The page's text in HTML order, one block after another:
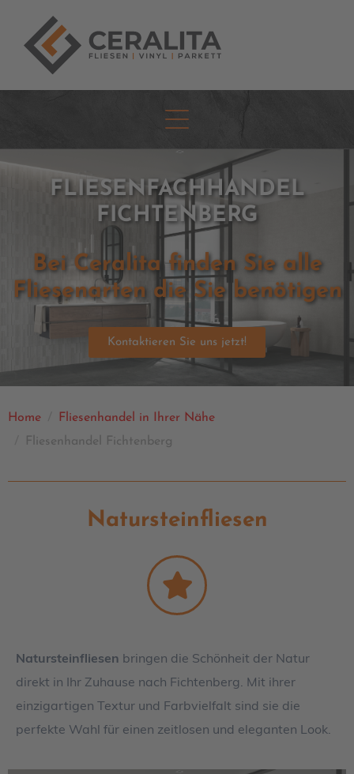
FLIESENFACHHANDEL
FICHTENBERG
Bei Ceralita finden Sie alle
Fliesenarten die Sie benötigen
Kontaktieren Sie uns jetzt!
Home
Fliesenhandel in Ihrer Nähe
Fliesenhandel Fichtenberg
Natursteinfliesen
Natursteinfliesen bringen die Schönheit der Natur
direkt in Ihr Zuhause nach Fichtenberg. Mit ihrer
einzigartigen Textur und Farbvielfalt sind sie die
perfekte Wahl für einen zeitlosen und eleganten Look.